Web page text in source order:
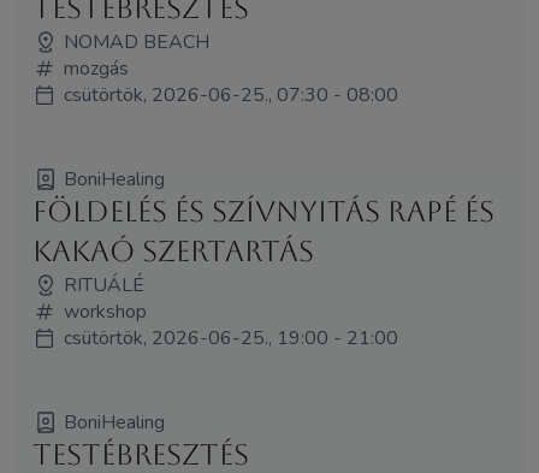
Testébresztés
NOMAD BEACH
mozgás
csütörtök, 2026-06-25., 07:30 - 08:00
BoniHealing
Földelés és Szívnyitás Rapé és
Kakaó Szertartás
RITUÁLÉ
workshop
csütörtök, 2026-06-25., 19:00 - 21:00
BoniHealing
Testébresztés